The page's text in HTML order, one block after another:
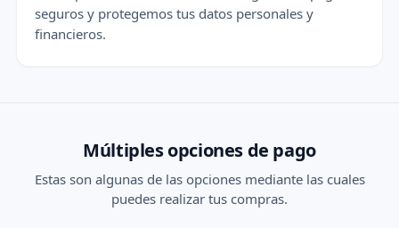
seguros y protegemos tus datos personales y
financieros.
Múltiples opciones de pago
Estas son algunas de las opciones mediante las cuales
puedes realizar tus compras.